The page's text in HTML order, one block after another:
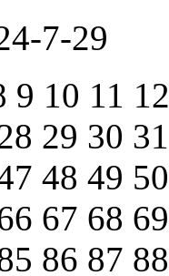
7-29
9 10 11
29 30
48 49
67 68
86 87